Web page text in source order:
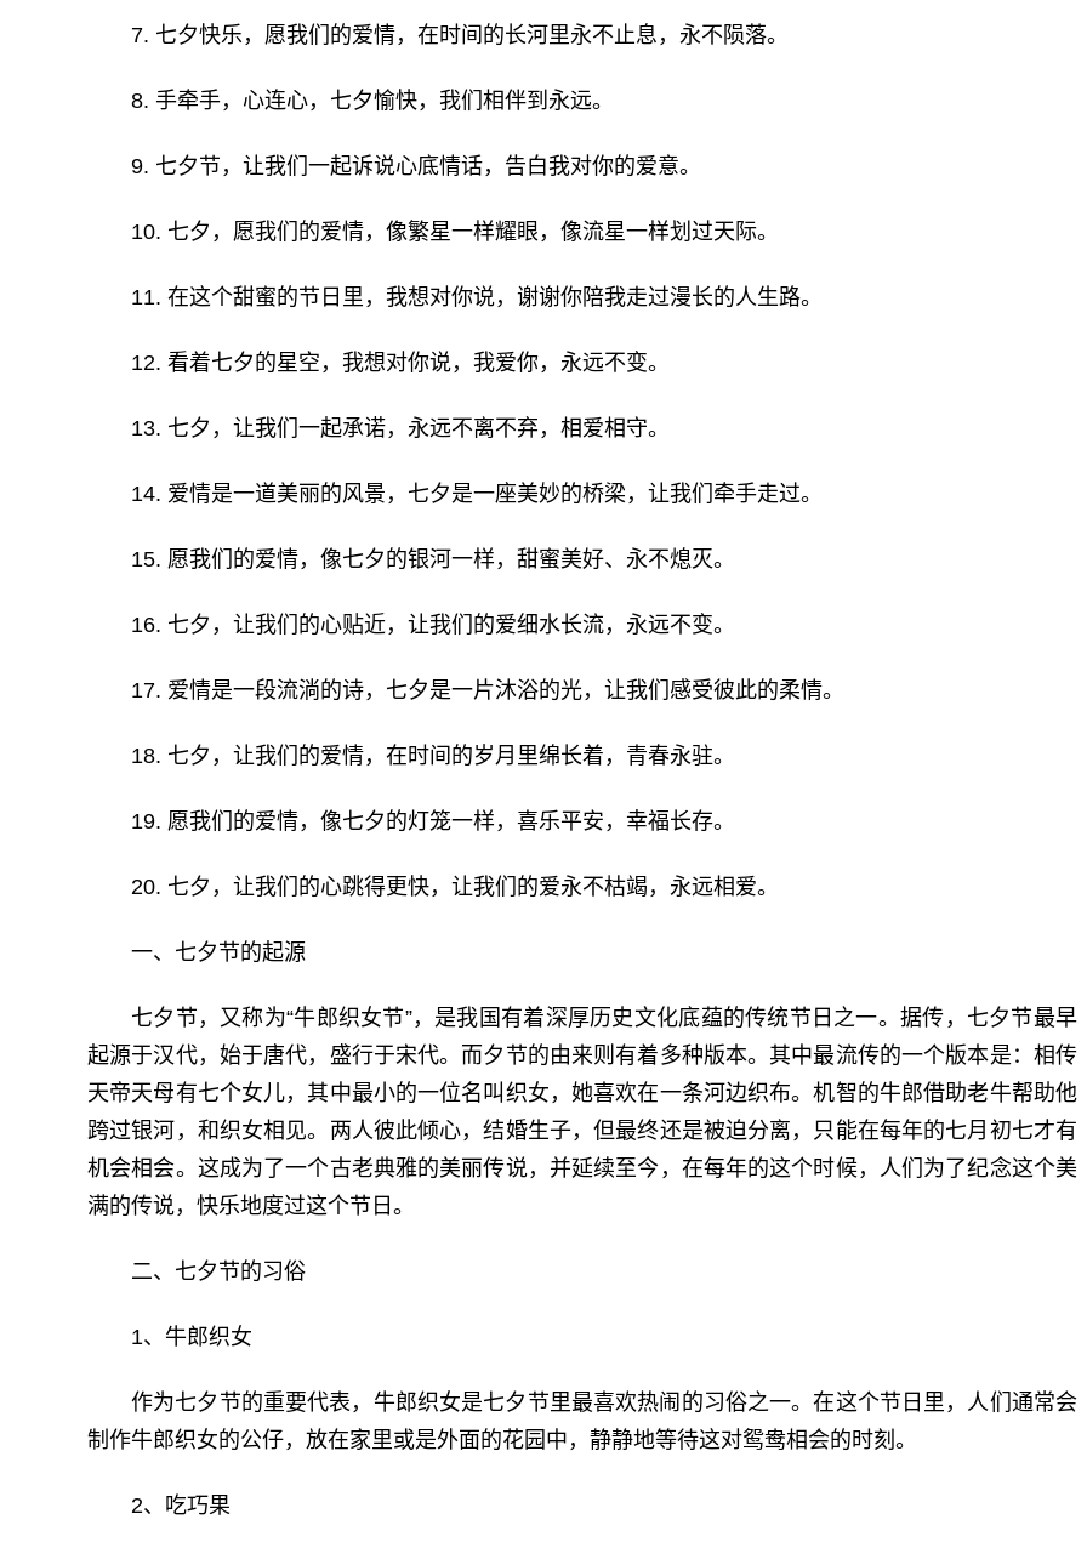
7. 七夕快乐，愿我们的爱情，在时间的长河里永不止息，永不陨落。
8. 手牵手，心连心，七夕愉快，我们相伴到永远。
9. 七夕节，让我们一起诉说心底情话，告白我对你的爱意。
10. 七夕，愿我们的爱情，像繁星一样耀眼，像流星一样划过天际。
11. 在这个甜蜜的节日里，我想对你说，谢谢你陪我走过漫长的人生路。
12. 看着七夕的星空，我想对你说，我爱你，永远不变。
13. 七夕，让我们一起承诺，永远不离不弃，相爱相守。
14. 爱情是一道美丽的风景，七夕是一座美妙的桥梁，让我们牵手走过。
15. 愿我们的爱情，像七夕的银河一样，甜蜜美好、永不熄灭。
16. 七夕，让我们的心贴近，让我们的爱细水长流，永远不变。
17. 爱情是一段流淌的诗，七夕是一片沐浴的光，让我们感受彼此的柔情。
18. 七夕，让我们的爱情，在时间的岁月里绵长着，青春永驻。
19. 愿我们的爱情，像七夕的灯笼一样，喜乐平安，幸福长存。
20. 七夕，让我们的心跳得更快，让我们的爱永不枯竭，永远相爱。
一、七夕节的起源
七夕节，又称为“牛郎织女节”，是我国有着深厚历史文化底蕴的传统节日之一。据传，七夕节最早
起源于汉代，始于唐代，盛行于宋代。而夕节的由来则有着多种版本。其中最流传的一个版本是：相传
天帝天母有七个女儿，其中最小的一位名叫织女，她喜欢在一条河边织布。机智的牛郎借助老牛帮助他
跨过银河，和织女相见。两人彼此倾心，结婚生子，但最终还是被迫分离，只能在每年的七月初七才有
机会相会。这成为了一个古老典雅的美丽传说，并延续至今，在每年的这个时候，人们为了纪念这个美
满的传说，快乐地度过这个节日。
二、七夕节的习俗
1、牛郎织女
作为七夕节的重要代表，牛郎织女是七夕节里最喜欢热闹的习俗之一。在这个节日里，人们通常会
制作牛郎织女的公仔，放在家里或是外面的花园中，静静地等待这对鸳鸯相会的时刻。
2、吃巧果